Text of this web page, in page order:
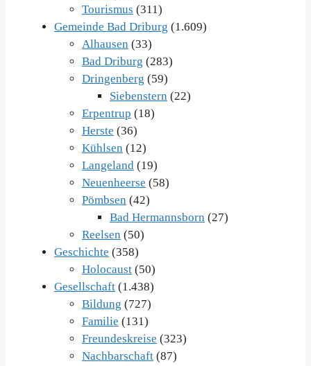
Tourismus (311)
Gemeinde Bad Driburg (1.609)
Alhausen (33)
Bad Driburg (283)
Dringenberg (59)
Siebenstern (22)
Erpentrup (18)
Herste (36)
Kühlsen (12)
Langeland (19)
Neuenheerse (58)
Pömbsen (42)
Bad Hermannsborn (27)
Reelsen (50)
Geschichte (358)
Holocaust (50)
Gesellschaft (1.438)
Bildung (727)
Familie (131)
Freundeskreise (323)
Nachbarschaft (87)